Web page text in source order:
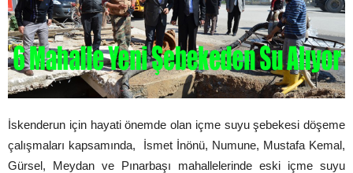
İskenderun için hayati önemde olan içme suyu şebekesi döşeme
çalışmaları kapsamında, İsmet İnönü, Numune, Mustafa Kemal,
Gürsel, Meydan ve Pınarbaşı mahallelerinde eski içme suyu